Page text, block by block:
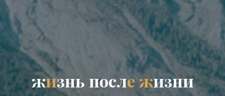
жизнь после жизни